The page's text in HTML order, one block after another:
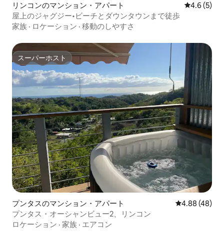
リンコンのマンション・アパート レビュー5
4.6 (5)
屋上のジャグジー•ビーチとダウンタウンまで徒歩
家族 · ロケーション · 移動のしやすさ
スーパーホスト
スーパーホスト
プンタスのマンション・アパート レビュー48
4.88 (48)
プンタス・オーシャンビュー2、リンコン
ロケーション · 家族 · エアコン